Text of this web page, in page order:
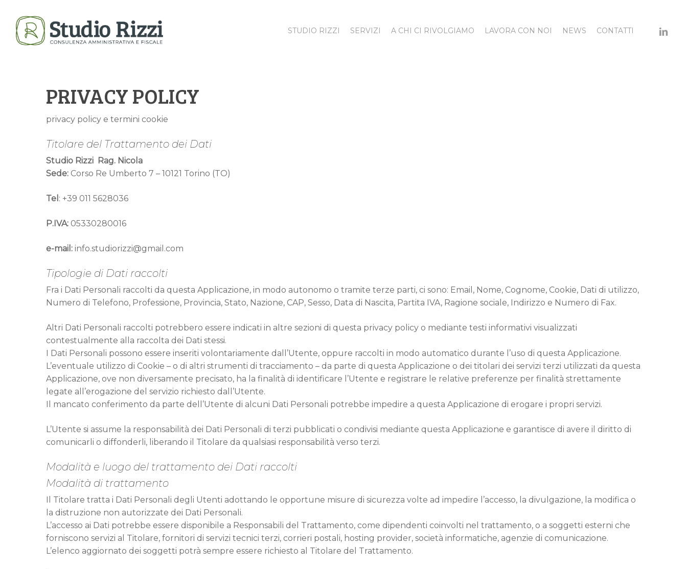
main
content
STUDIO RIZZI SERVIZI A CHI CI RIVOLGIAMO LAVORA CON NOI NEWS CONTATTI
PRIVACY POLICY
privacy policy e termini cookie
Titolare del Trattamento dei Dati
Studio Rizzi Rag. Nicola
Sede: Corso Re Umberto 7 – 10121 Torino (TO)
Tel : +39 011 5628036
P.IVA: 05330280016
e-mail: info.studiorizzi@gmail.com
Tipologie di Dati raccolti
Fra i Dati Personali raccolti da questa Applicazione, in modo autonomo o tramite terze parti, ci sono: Email, Nome, Cognome, Cookie, Dati di utilizzo,
Numero di Telefono, Professione, Provincia, Stato, Nazione, CAP, Sesso, Data di Nascita, Partita IVA, Ragione sociale, Indirizzo e Numero di Fax.
Altri Dati Personali raccolti potrebbero essere indicati in altre sezioni di questa privacy policy o mediante testi informativi visualizzati
contestualmente alla raccolta dei Dati stessi.
I Dati Personali possono essere inseriti volontariamente dall’Utente, oppure raccolti in modo automatico durante l’uso di questa Applicazione.
L’eventuale utilizzo di Cookie – o di altri strumenti di tracciamento – da parte di questa Applicazione o dei titolari dei servizi terzi utilizzati da questa
Applicazione, ove non diversamente precisato, ha la finalità di identificare l’Utente e registrare le relative preferenze per finalità strettamente
legate all’erogazione del servizio richiesto dall’Utente.
Il mancato conferimento da parte dell’Utente di alcuni Dati Personali potrebbe impedire a questa Applicazione di erogare i propri servizi.
L’Utente si assume la responsabilità dei Dati Personali di terzi pubblicati o condivisi mediante questa Applicazione e garantisce di avere il diritto di
comunicarli o diffonderli, liberando il Titolare da qualsiasi responsabilità verso terzi.
Modalità e luogo del trattamento dei Dati raccolti
Modalità di trattamento
Il Titolare tratta i Dati Personali degli Utenti adottando le opportune misure di sicurezza volte ad impedire l’accesso, la divulgazione, la modifica o
la distruzione non autorizzate dei Dati Personali.
L’accesso ai Dati potrebbe essere disponibile a Responsabili del Trattamento, come dipendenti coinvolti nel trattamento, o a soggetti esterni che
forniscono servizi al Titolare, fornitori di servizi tecnici terzi, corrieri postali, hosting provider, società informatiche, agenzie di comunicazione.
L’elenco aggiornato dei soggetti potrà sempre essere richiesto al Titolare del Trattamento.